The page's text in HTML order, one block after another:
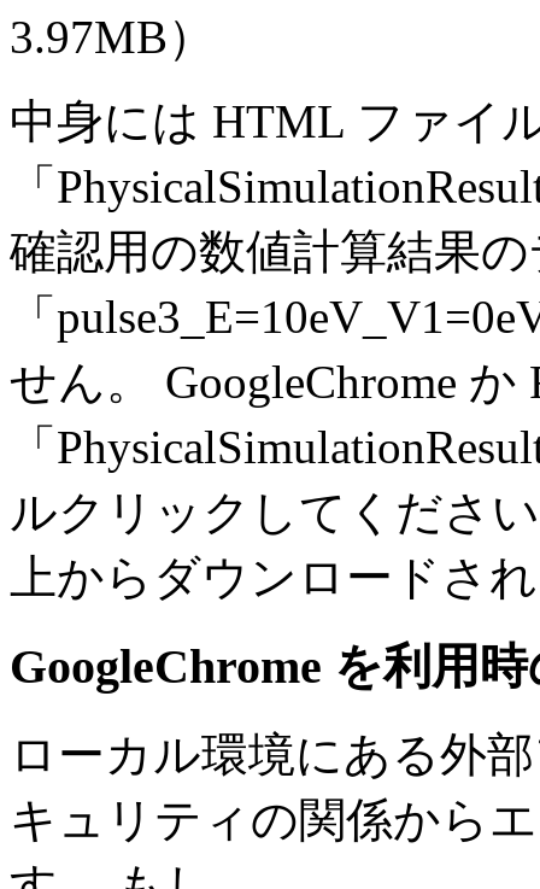
3.97MB）
中身には HTML ファイ
「
確認用の数値計算結果
「
せん。 GoogleChrome か
「
ルクリックしてくださ
上からダウンロードさ
GoogleChrome を利用
ローカル環境にある外
キュリティの関係から